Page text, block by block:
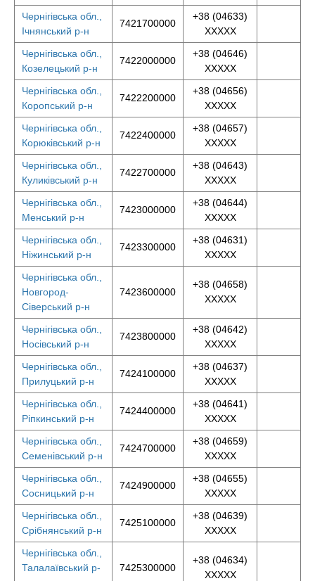
Чернігівська обл.,
Ічнянський р-н
7421700000
+38 (04633)
XXXXX
Чернігівська обл.,
Козелецький р-н
7422000000
+38 (04646)
XXXXX
Чернігівська обл.,
Коропський р-н
7422200000
+38 (04656)
XXXXX
Чернігівська обл.,
Корюківський р-н
7422400000
+38 (04657)
XXXXX
Чернігівська обл.,
Куликівський р-н
7422700000
+38 (04643)
XXXXX
Чернігівська обл.,
Менський р-н
7423000000
+38 (04644)
XXXXX
Чернігівська обл.,
Ніжинський р-н
7423300000
+38 (04631)
XXXXX
Чернігівська обл.,
Новгород-
Сіверський р-н
7423600000
+38 (04658)
XXXXX
Чернігівська обл.,
Носівський р-н
7423800000
+38 (04642)
XXXXX
Чернігівська обл.,
Прилуцький р-н
7424100000
+38 (04637)
XXXXX
Чернігівська обл.,
Ріпкинський р-н
7424400000
+38 (04641)
XXXXX
Чернігівська обл.,
Семенівський р-н
7424700000
+38 (04659)
XXXXX
Чернігівська обл.,
Сосницький р-н
7424900000
+38 (04655)
XXXXX
Чернігівська обл.,
Срібнянський р-н
7425100000
+38 (04639)
XXXXX
Чернігівська обл.,
Талалаївський р-
7425300000
+38 (04634)
XXXXX